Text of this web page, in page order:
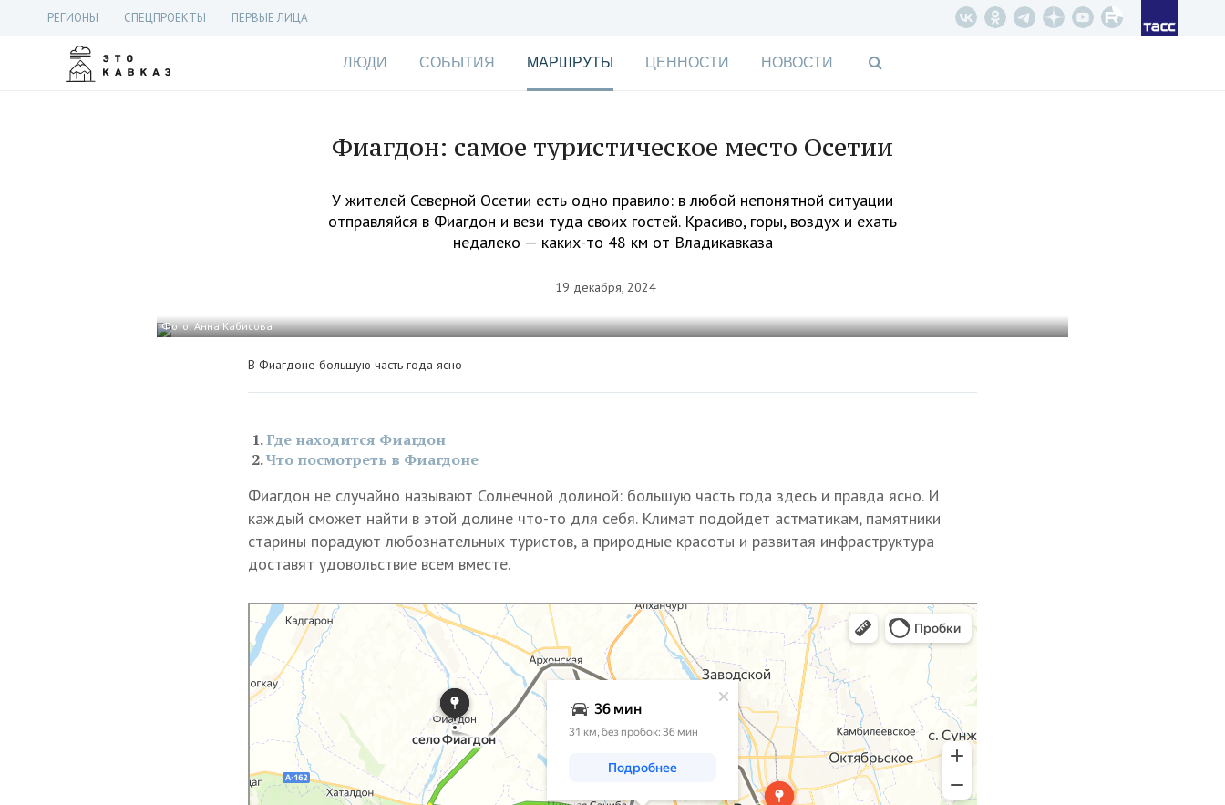
РЕГИОНЫ СПЕЦПРОЕКТЫ ПЕРВЫЕ ЛИЦА
ЛЮДИ СОБЫТИЯ МАРШРУТЫ ЦЕННОСТИ НОВОСТИ
Фиагдон: самое туристическое место Осетии
У жителей Северной Осетии есть одно правило: в любой непонятной ситуации
отправляйся в Фиагдон и вези туда своих гостей. Красиво, горы, воздух и ехать
недалеко — каких-то 48 км от Владикавказа
19 декабря, 2024
Фото: Анна Кабисова
В Фиагдоне большую часть года ясно
Где находится Фиагдон
Что посмотреть в Фиагдоне
Фиагдон не случайно называют Солнечной долиной: большую часть года здесь и правда ясно. И
каждый сможет найти в этой долине что-то для себя. Климат подойдет астматикам, памятники
старины порадуют любознательных туристов, а природные красоты и развитая инфраструктура
доставят удовольствие всем вместе.
Яндекс Карты
Яндекс Карты